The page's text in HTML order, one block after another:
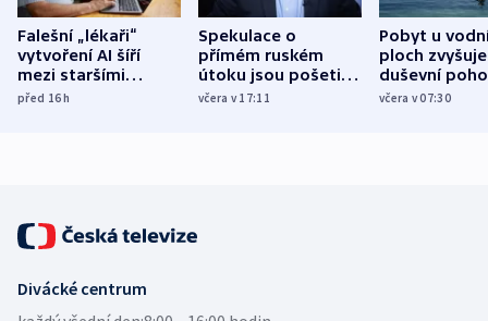
Falešní „lékaři“
vytvoření AI šíří
mezi staršími
Poláky nebezpečné
před 16h
Spekulace o
přímém ruském
útoku jsou pošetilé,
míní estonský
včera v 17:11
Pobyt u
ploch zvyšuje
duševní
ukázala
včera v 07:30
Divácké centrum